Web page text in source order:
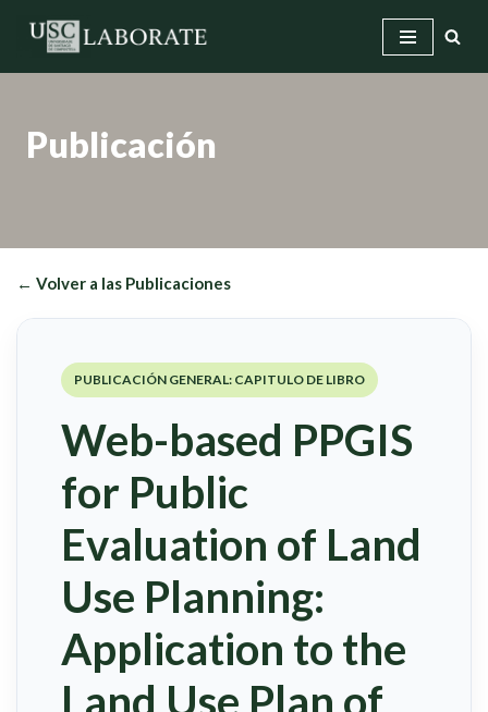
Saltar
Publicación
← Volver a las Publicaciones
PUBLICACIÓN GENERAL: CAPITULO DE LIBRO
Web-based PPGIS
for Public
Evaluation of Land
Use Planning:
Application to the
Land Use Plan of